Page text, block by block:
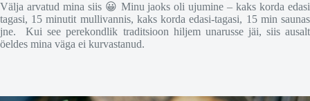
Välja arvatud mina siis 😀 Minu jaoks oli ujumine – kaks korda edasi
tagasi, 15 minutit mullivannis, kaks korda edasi-tagasi, 15 min saunas
jne. Kui see perekondlik traditsioon hiljem unarusse jäi, siis ausalt
öeldes mina väga ei kurvastanud.